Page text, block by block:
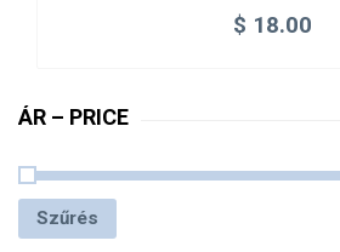
$ 18.00
ÁR – PRICE
Szűrés